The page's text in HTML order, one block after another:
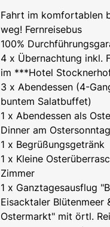
Fahrt im komfortablen
weg! Fernreisebus
100%
4 x Übernachtung inkl.
im ***Hotel
3 x Abendessen (4-
buntem Salatbuffet)
1 x Abendessen als
Dinner am Ostersonntag
1 x Begrüßungsgetränk
1 x Kleine
Zimmer
1 x Ganztagesausflug
Eisacktaler Blütenmeer
Ostermarkt" mit örtl.